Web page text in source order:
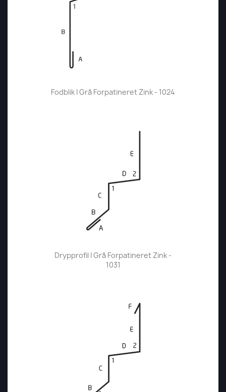
Fodblik I Grå Forpatineret Zink - 1024
Drypprofil I Grå Forpatineret Zink -
1031